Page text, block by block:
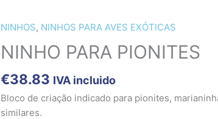
NINHOS, NINHOS PARA AVES EXÓTICAS
NINHO PARA PIONITES
€38.83 IVA incluido
Bloco de criação indicado para pionites,
similares.
Quantidade
de
NINHO
PARA
PIONITES